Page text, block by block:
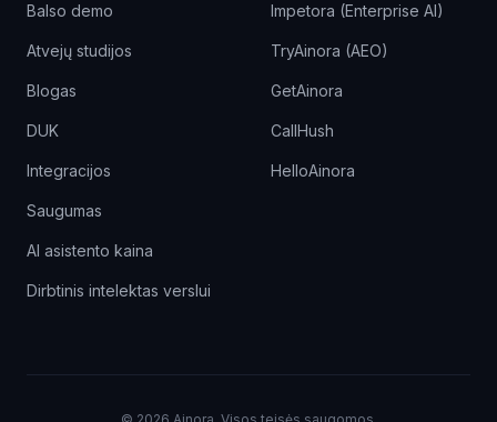
Balso demo
Atvejų studijos
Blogas
DUK
Integracijos
Saugumas
AI asistento kaina
Dirbtinis intelektas verslui
Impetora (Enterprise AI)
TryAinora (AEO)
GetAinora
CallHush
HelloAinora